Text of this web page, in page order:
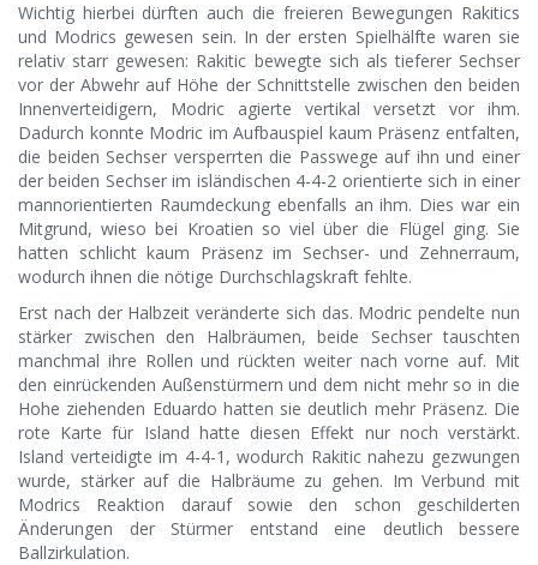
Wichtig hierbei dürften auch die freieren Bewegungen Rakitics
und Modrics gewesen sein. In der ersten Spielhälfte waren sie
relativ starr gewesen: Rakitic bewegte sich als tieferer Sechser
vor der Abwehr auf Höhe der Schnittstelle zwischen den beiden
Innenverteidigern, Modric agierte vertikal versetzt vor ihm.
Dadurch konnte Modric im Aufbauspiel kaum Präsenz entfalten,
die beiden Sechser versperrten die Passwege auf ihn und einer
der beiden Sechser im isländischen 4-4-2 orientierte sich in einer
mannorientierten Raumdeckung ebenfalls an ihm. Dies war ein
Mitgrund, wieso bei Kroatien so viel über die Flügel ging. Sie
hatten schlicht kaum Präsenz im Sechser- und Zehnerraum,
wodurch ihnen die nötige Durchschlagskraft fehlte.
Erst nach der Halbzeit veränderte sich das. Modric pendelte nun
stärker zwischen den Halbräumen, beide Sechser tauschten
manchmal ihre Rollen und rückten weiter nach vorne auf. Mit
den einrückenden Außenstürmern und dem nicht mehr so in die
Hohe ziehenden Eduardo hatten sie deutlich mehr Präsenz. Die
rote Karte für Island hatte diesen Effekt nur noch verstärkt.
Island verteidigte im 4-4-1, wodurch Rakitic nahezu gezwungen
wurde, stärker auf die Halbräume zu gehen. Im Verbund mit
Modrics Reaktion darauf sowie den schon geschilderten
Änderungen der Stürmer entstand eine deutlich bessere
Ballzirkulation.